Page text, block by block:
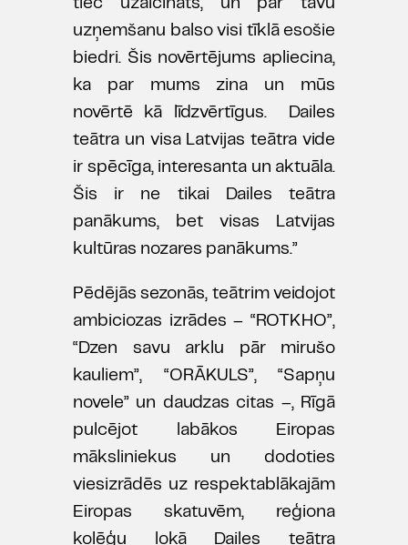
tiec uzaicināts, un par tavu
uzņemšanu balso visi tīklā esošie
biedri. Šis novērtējums apliecina,
ka par mums zina un mūs
novērtē kā līdzvērtīgus. Dailes
teātra un visa Latvijas teātra vide
ir spēcīga, interesanta un aktuāla.
Šis ir ne tikai Dailes teātra
panākums, bet visas Latvijas
kultūras nozares panākums.”
Pēdējās sezonās, teātrim veidojot
ambiciozas izrādes – “ROTKHO”,
“Dzen savu arklu pār mirušo
kauliem”, “ORĀKULS”, “Sapņu
novele” un daudzas citas –, Rīgā
pulcējot labākos Eiropas
māksliniekus un dodoties
viesizrādēs uz respektablākajām
Eiropas skatuvēm, reģiona
kolēģu lokā Dailes teātra